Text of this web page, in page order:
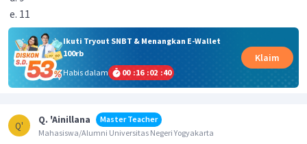
11
Ikuti Tryout SNBT & Menangkan E-Wallet
100rb
Habis dalam
00 :16 :02 :40
Klaim
Q'
Q. 'Ainillana
Master Teacher
Mahasiswa/Alumni Universitas Negeri Yogyakarta